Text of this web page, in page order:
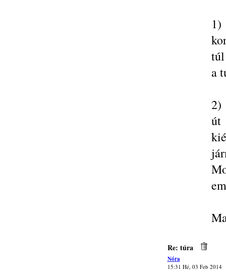
túl
a
2)
út
Re: túra
Nóra
15:31 Hé, 03 Feb 2014